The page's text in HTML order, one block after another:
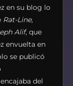
en su blog lo
Rat-Line,
Alif, que
envuelta en
se publicó
del